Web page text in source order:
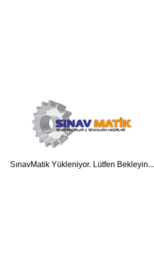
SınavMatik Yükleniyor. Lütfen Bekleyin...